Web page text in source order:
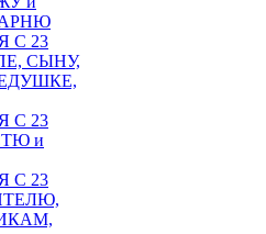
С 23
СЫНУ,
С 23
и
С 23